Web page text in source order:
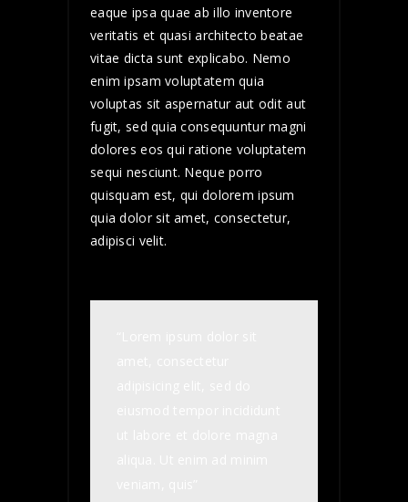
eaque ipsa quae ab illo inventore
veritatis et quasi architecto beatae
vitae dicta sunt explicabo. Nemo
enim ipsam voluptatem quia
voluptas sit aspernatur aut odit aut
fugit, sed quia consequuntur magni
dolores eos qui ratione voluptatem
sequi nesciunt. Neque porro
quisquam est, qui dolorem ipsum
quia dolor sit amet, consectetur,
adipisci velit.